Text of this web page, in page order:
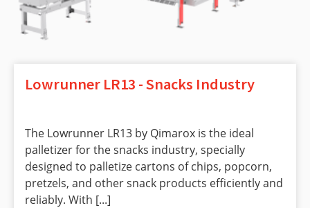
Lowrunner LR13 - Snacks Industry
The Lowrunner LR13 by Qimarox is the ideal
palletizer for the snacks industry, specially
designed to palletize cartons of chips, popcorn,
pretzels, and other snack products efficiently and
reliably. With [...]